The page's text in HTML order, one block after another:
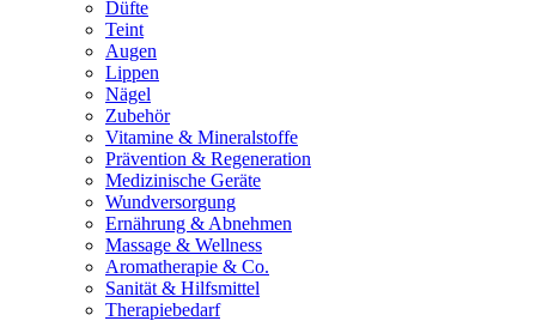
Düfte
Teint
Augen
Lippen
Nägel
Zubehör
Vitamine & Mineralstoffe
Prävention & Regeneration
Medizinische Geräte
Wundversorgung
Ernährung & Abnehmen
Massage & Wellness
Aromatherapie & Co.
Sanität & Hilfsmittel
Therapiebedarf